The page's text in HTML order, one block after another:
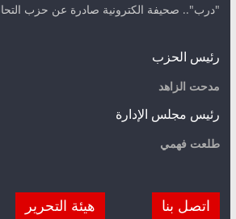
"درب".. صحيفة الكترونية صادرة عن حزب
رئيس الحزب
مدحت الزاهد
رئيس مجلس الإدارة
طلعت فهمي
اتصل بنا هيئة التحرير